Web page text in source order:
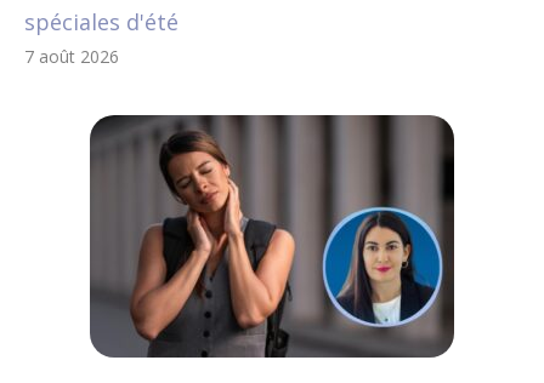
spéciales d'été
7 août 2026